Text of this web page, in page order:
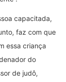
capacitada,
faz com que
essa criança
do
de judô,